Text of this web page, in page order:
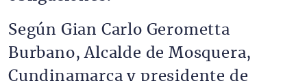
Según Gian Carlo Gerometta
Burbano, Alcalde de Mosquera,
Cundinamarca y presidente de